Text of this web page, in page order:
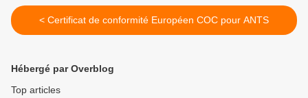
< Certificat de conformité Européen COC pour ANTS
Hébergé par Overblog
Top articles